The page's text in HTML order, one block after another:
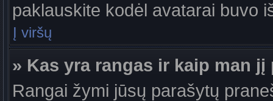
paklauskite kodėl avatarai buvo
Į viršų
» Kas yra rangas ir kaip man
Rangai žymi jūsų parašytų